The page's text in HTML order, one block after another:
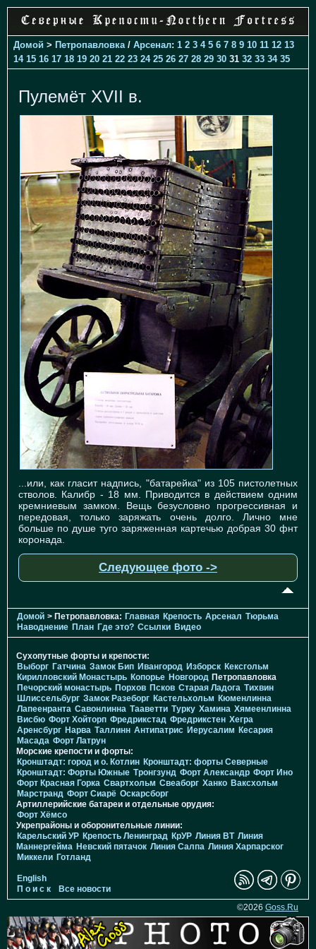
Домой > Петропавловка / Арсенал: 1 2 3 4 5 6 7 8 9 10 11 12 13
14 15 16 17 18 19 20 21 22 23 24 25 26 27 28 29 30 31 32 33 34 35
Пулемёт XVII в.
...или, как гласит надпись, "батарейка" из 105 пистолетных
стволов. Калибр - 18 мм. Приводится в действием одним
кремниевым замком. Вещь безусловно прогрессивная и
передовая, только заряжать очень долго. Лично мне
больше по душе туго заряженная картечью добрая 30 фнт
коронада.
Следующее фото ->
Домой > Петропавловка: Главная Крепость Арсенал Тюрьма
Наводнение План Где это? Ссылки Видео
Сухопутные форты и крепости:
Выборг Гатчина Замок Бип Ивангород Изборск Кексгольм
Кирилловский Монастырь Копорье Новгород Петропавловка
Печорcкий монастырь Порхов Псков Старая Ладога Тихвин
Шлиссельбург Замок Разеборг Кастельхольм Кюменлинна
Лапеенранта Савонлинна Тааветти Турку Хамина Хямеенлинна
Висбю Форт Хойторп Фредрикстад Фредрикстен Хегра
Аренсбург Нарва Таллинн Антипатрис Иерусалим Кесария
Масада Форт Латрун
Морские крепости и форты:
Кронштадт: город и о. Котлин Кронштадт: форты Северные
Кронштадт: Форты Южные Тронгзунд Форт Александр Форт Ино
Форт Красная Горка Свартхольм Свеаборг Ханко Ваксхольм
Марстранд Форт Сиарё Оскарсборг
Артиллерийские батареи и отдельные орудия:
Форт Хёмсо
Укрепрайоны и оборонительные линии:
Карельский УР Крепость Ленинград КрУР Линия ВТ Линия
Маннергейма Невский пятачок Линия Салпа Линия Харпарског
Миккели Готланд
English
П о и с к
Все новости
©2026 Goss.Ru